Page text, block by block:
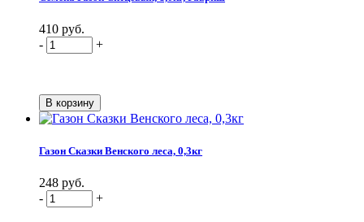
410 руб.
-
+
Газон Сказки Венского леса, 0,3кг
248 руб.
-
+